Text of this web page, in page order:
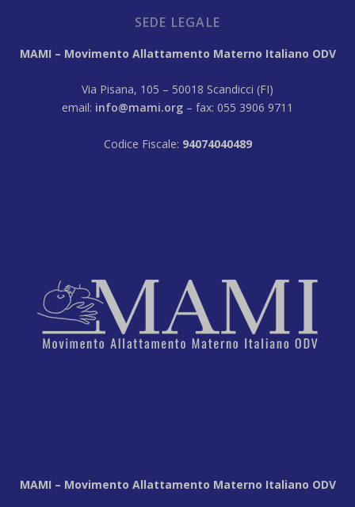
SEDE LEGALE
MAMI – Movimento Allattamento Materno Italiano ODV
Via Pisana, 105 – 50018 Scandicci (FI)
email: info@mami.org – fax: 055 3906 9711
Codice Fiscale: 94074040489
MAMI – Movimento Allattamento Materno Italiano ODV